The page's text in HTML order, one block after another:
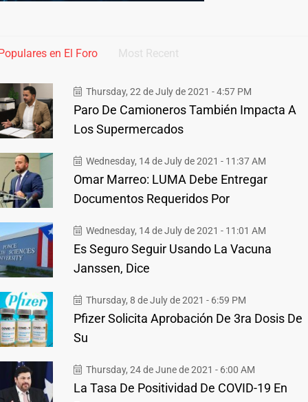
en El Foro Most Recent
Thursday, 22 de July de 2021 - 4:57 PM
Paro De Camioneros También Impacta A
Los Supermercados
Wednesday, 14 de July de 2021 - 11:37 AM
Omar Marreo: LUMA Debe Entregar
Documentos Requeridos Por
Wednesday, 14 de July de 2021 - 11:01 AM
Es Seguro Seguir Usando La Vacuna
Janssen, Dice
Thursday, 8 de July de 2021 - 6:59 PM
Pfizer Solicita Aprobación De 3ra Dosis De
Su
Thursday, 24 de June de 2021 - 6:00 AM
La Tasa De Positividad De COVID-19 En